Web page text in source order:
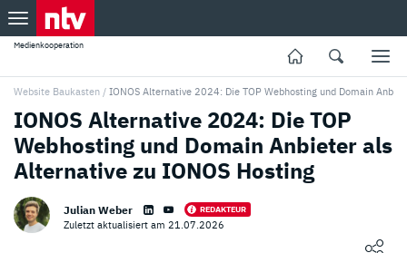
Medienkooperation
Website Baukasten / IONOS Alternative 2024: Die TOP Webhosting und Domain
IONOS Alternative 2024: Die TOP
Webhosting und Domain Anbieter als
Alternative zu IONOS Hosting
Julian Weber REDAKTEUR
Zuletzt aktualisiert am 21.07.2026